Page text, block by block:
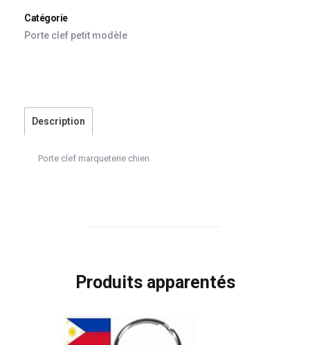
Catégorie
Porte clef petit modèle
Description
Porte clef marqueterie chien
Produits apparentés